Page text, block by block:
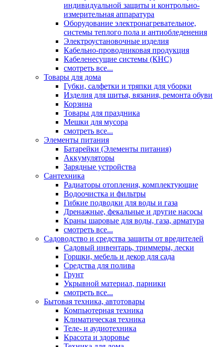
индивидуальной защиты и контрольно-
измерительная аппаратура
Оборудование электронагревательное,
системы теплого пола и антиобледенения
Электроустановочные изделия
Кабельно-проводниковая продукция
Кабеленесущие системы (КНС)
смотреть все...
Товары для дома
Губки, салфетки и тряпки для уборки
Изделия для шитья, вязания, ремонта обуви
Корзина
Товары для праздника
Мешки для мусора
смотреть все...
Элементы питания
Батарейки (Элементы питания)
Аккумуляторы
Зарядные устройства
Сантехника
Радиаторы отопления, комплектующие
Водоочистка и фильтры
Гибкие подводки для воды и газа
Дренажные, фекальные и другие насосы
Краны шаровые для воды, газа, арматура
смотреть все...
Садоводство и средства защиты от вредителей
Садовый инвентарь, триммеры, лески
Горшки, мебель и декор для сада
Средства для полива
Грунт
Укрывной материал, парники
смотреть все...
Бытовая техника, автотовары
Компьютерная техника
Климатическая техника
Теле- и аудиотехника
Красота и здоровье